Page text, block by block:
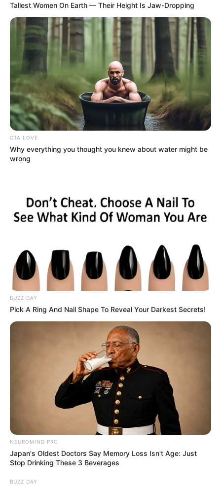
Tallest Women On Earth — Their Height Is Jaw-Dropping
CTA LOVE
Why everything you thought you knew about water might be
wrong
BUZZ DAY
Pick A Ring And Nail Shape To Reveal Your Darkest Secrets!
NEUROMIND PRO
Japan's Oldest Doctors Say Memory Loss Isn't Age: Just
Stop Drinking These 3 Beverages
BUZZ DAY